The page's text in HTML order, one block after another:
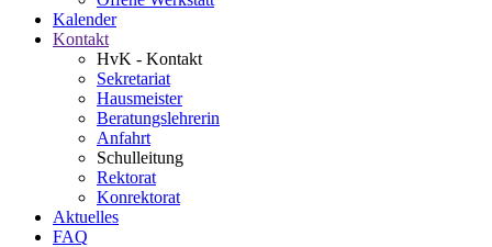
Kalender
Kontakt
HvK - Kontakt
Sekretariat
Hausmeister
Beratungslehrerin
Anfahrt
Schulleitung
Rektorat
Konrektorat
Aktuelles
FAQ